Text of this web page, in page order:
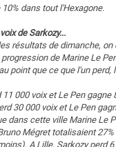
dans tout l'Hexagone.
de Sarkozy...
les résultats de dimanche,
de Marine Le
point que ce que l'un perd,
000 voix et Le Pen gagne
30 000 voix et Le Pen
dans cette ville Marine Le
Mégret totalisaient
A Lille, Sarkozy perd